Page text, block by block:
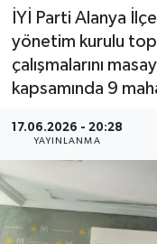
İYİ Parti Alanya
yönetim kurulu
çalışmalarını
kapsamında 9
17.06.2026 - 20:28
YAYINLANMA
Alanyaspor
Turizm
Tüm Manşetler
Son Dakika